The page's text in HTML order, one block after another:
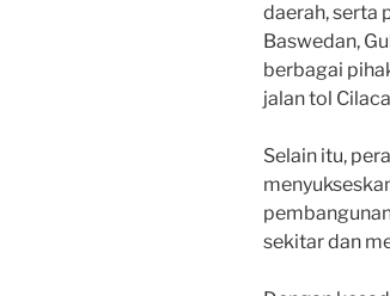
daerah, serta
Baswedan,
berbagai
jalan tol
Selain itu,
sekitar dan